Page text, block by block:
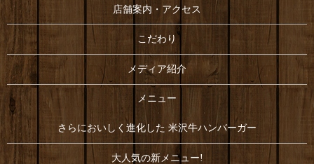
店舗案内・アクセス
こだわり
メディア紹介
メニュー
さらにおいしく進化した 米沢牛ハンバーガー
大人気の新メニュー!